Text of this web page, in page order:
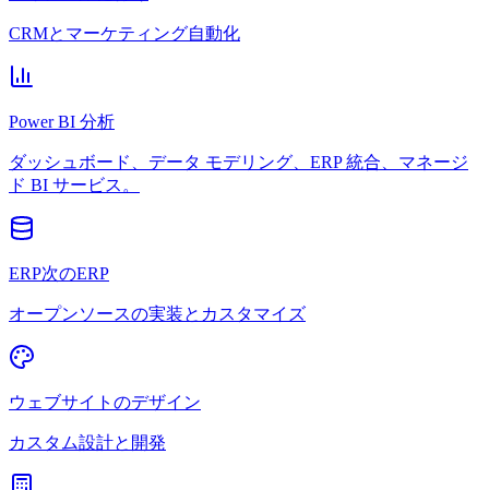
CRMとマーケティング自動化
Power BI 分析
ダッシュボード、データ モデリング、ERP 統合、マネージ
ド BI サービス。
ERP次のERP
オープンソースの実装とカスタマイズ
ウェブサイトのデザイン
カスタム設計と開発